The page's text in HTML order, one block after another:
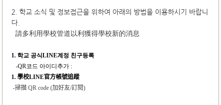
2. 학교 소식 및 정보접근을 위하여 아래의 방법을 이용하시기 바랍니
다.
請多利用學校管道以利獲得學校新的消息
1. 학교 공식LINE계정 친구등록
-QR코드 아이디추가 :
1.學校LINE官方帳號追蹤
-掃描 QR code (加好友/訂閱)